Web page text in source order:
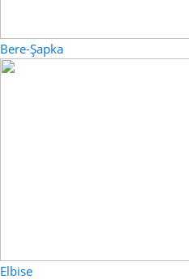
Bere-Şapka
Elbise